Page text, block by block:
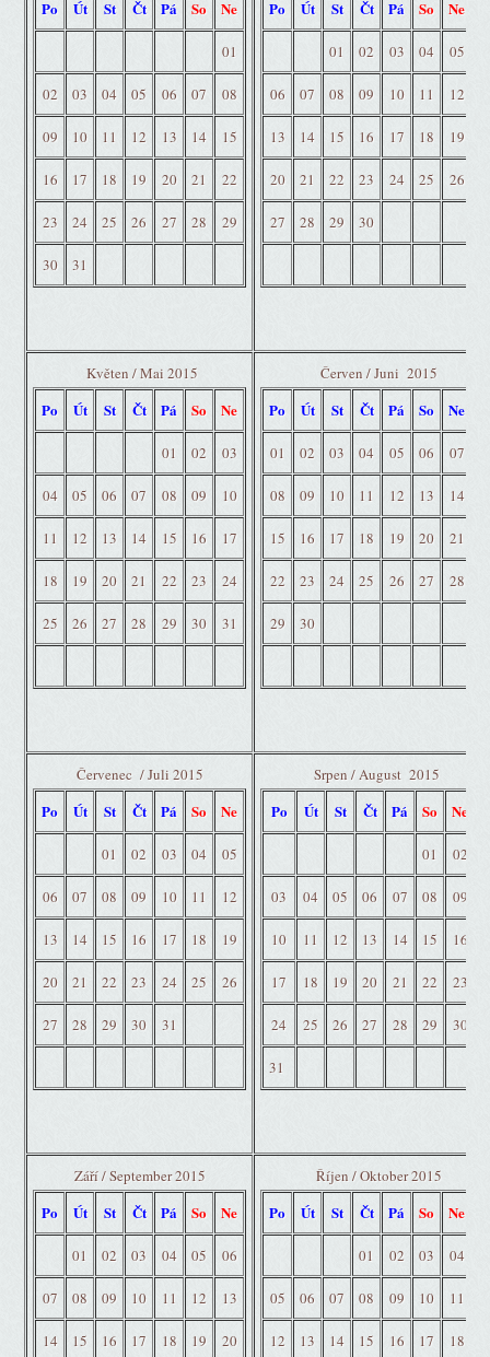
Po Út St Čt Pá So Ne
01
02 03 04 05 06 07 08
09 10 11 12 13 14 15
16 17 18 19 20 21 22
23 24 25 26 27 28 29
30 31
Po Út St Čt Pá So Ne
01 02 03 04 05
06 07 08 09 10 11 12
13 14 15 16 17 18 19
20 21 22 23 24 25 26
27 28 29 30
Květen / Mai 2015
Po Út St Čt Pá So Ne
01 02 03
04 05 06 07 08 09 10
11 12 13 14 15 16 17
18 19 20 21 22 23 24
25 26 27 28 29 30 31
Červen / Juni 2015
Po Út St Čt Pá So Ne
01 02 03 04 05 06 07
08 09 10 11 12 13 14
15 16 17 18 19 20 21
22 23 24 25 26 27 28
29 30
Červenec / Juli 2015
Po Út St Čt Pá So Ne
01 02 03 04 05
06 07 08 09 10 11 12
13 14 15 16 17 18 19
20 21 22 23 24 25 26
27 28 29 30 31
Srpen / August 2015
Po Út St Čt Pá So Ne
01 02
03 04 05 06 07 08 09
10 11 12 13 14 15 16
17 18 19 20 21 22 23
24 25 26 27 28 29 30
31
Září / September 2015
Po Út St Čt Pá So Ne
01 02 03 04 05 06
07 08 09 10 11 12 13
14 15 16 17 18 19 20
Říjen / Oktober 2015
Po Út St Čt Pá So Ne
01 02 03 04
05 06 07 08 09 10 11
12 13 14 15 16 17 18